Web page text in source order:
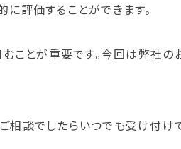
評価することができます。
ことが重要です。今回は弊社
相談でしたらいつでも受け付け